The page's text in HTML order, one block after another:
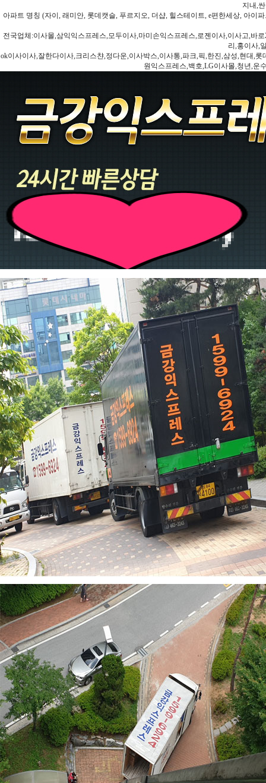
지내,
아파트 명칭 (자이, 래미안, 롯데캣슬, 푸르지오, 더샵, 힐스테이트, e편한세상, 아이
전국업체:이사몰,삼익익스프레스,모두이사,마미손익스프레스,로젠이사,이사고,바
리,홍이사,
ok이사이사,잘한다이사,크리스챤,정다운,이사박스,이사통,파크,픽,한진,삼성,현대,
원익스프레스,백호,LG이사몰,청년,운